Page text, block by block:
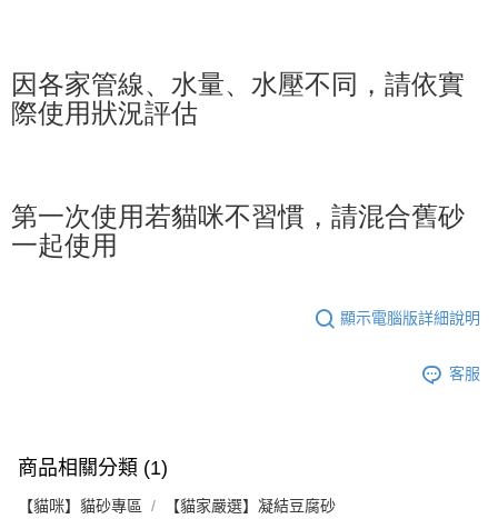
因各家管線、水量、水壓不同，請依實
際使用狀況評估
第一次使用若貓咪不習慣，請混合舊砂
一起使用
顯示電腦版詳細說明
客服
商品相關分類 (1)
【貓咪】貓砂專區 【貓家嚴選】凝結豆腐砂